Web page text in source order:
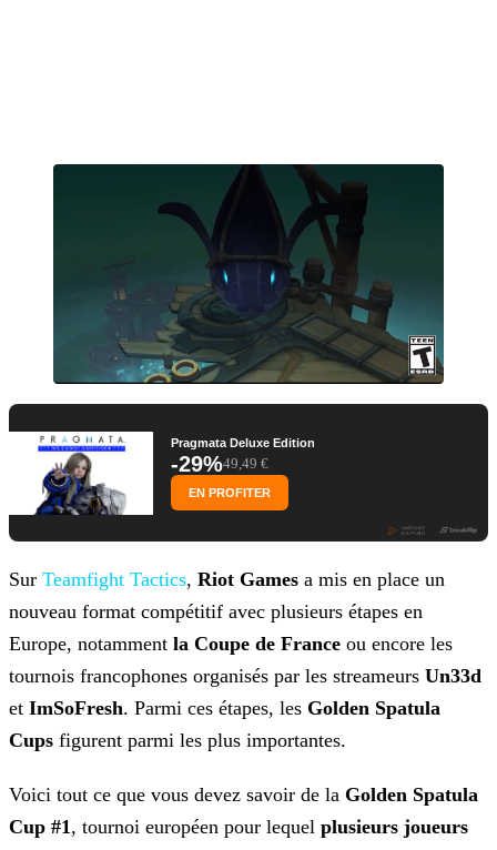
Pragmata Deluxe Edition
-29%49,49 €
EN PROFITER
Sur Teamfight Tactics, Riot Games a mis en place un
nouveau format compétitif avec plusieurs étapes en
Europe, notamment la Coupe de France ou encore les
tournois francophones organisés par les streameurs Un33d
et ImSoFresh. Parmi ces étapes, les Golden Spatula
Cups figurent parmi les plus importantes.
Voici tout ce que vous devez savoir de la Golden Spatula
Cup #1, tournoi européen pour lequel plusieurs joueurs